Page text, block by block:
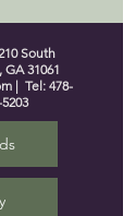
South
31061
| Tel: 478-